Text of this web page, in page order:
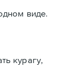
виде.
курагу,